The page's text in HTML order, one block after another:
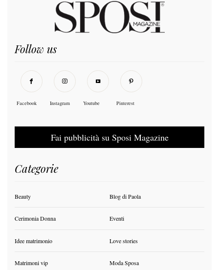
Follow us
Facebook Instagram Youtube Pinterest
Fai pubblicità su Sposi Magazine
Categorie
Beauty Blog di Paola
Cerimonia Donna Eventi
Idee matrimonio Love stories
Matrimoni vip Moda Sposa